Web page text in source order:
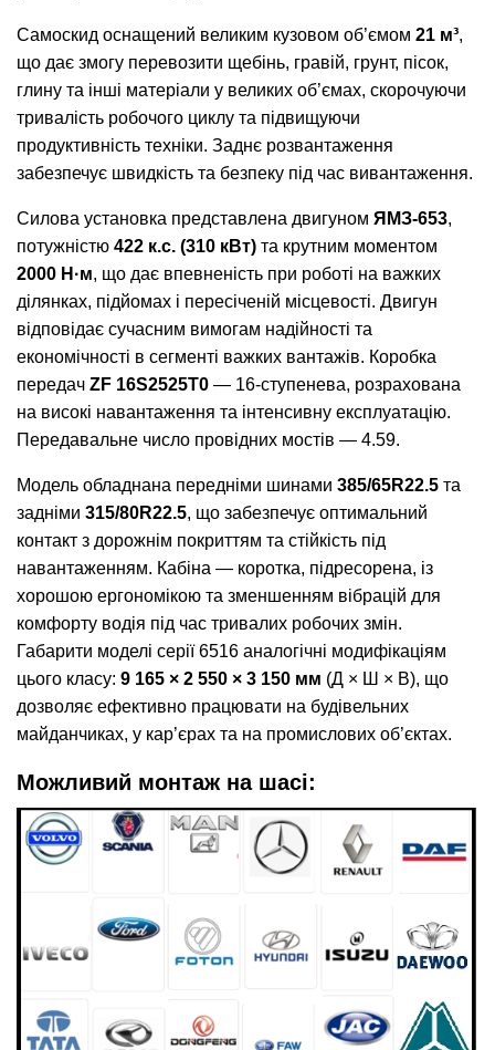
Самоскид оснащений великим кузовом об’ємом 21 м³,
що дає змогу перевозити щебінь, гравій, грунт, пісок,
глину та інші матеріали у великих об’ємах, скорочуючи
тривалість робочого циклу та підвищуючи
продуктивність техніки. Заднє розвантаження
забезпечує швидкість та безпеку під час вивантаження.
Силова установка представлена двигуном ЯМЗ-653,
потужністю 422 к.с. (310 кВт) та крутним моментом
2000 Н·м, що дає впевненість при роботі на важких
ділянках, підйомах і пересіченій місцевості. Двигун
відповідає сучасним вимогам надійності та
економічності в сегменті важких вантажів. Коробка
передач ZF 16S2525T0 — 16-ступенева, розрахована
на високі навантаження та інтенсивну експлуатацію.
Передавальне число провідних мостів — 4.59.
Модель обладнана передніми шинами 385/65R22.5 та
задніми 315/80R22.5, що забезпечує оптимальний
контакт з дорожнім покриттям та стійкість під
навантаженням. Кабіна — коротка, підресорена, із
хорошою ергономікою та зменшенням вібрацій для
комфорту водія під час тривалих робочих змін.
Габарити моделі серії 6516 аналогічні модифікаціям
цього класу: 9 165 × 2 550 × 3 150 мм (Д × Ш × В), що
дозволяє ефективно працювати на будівельних
майданчиках, у кар’єрах та на промислових об’єктах.
Можливий монтаж на шасі: